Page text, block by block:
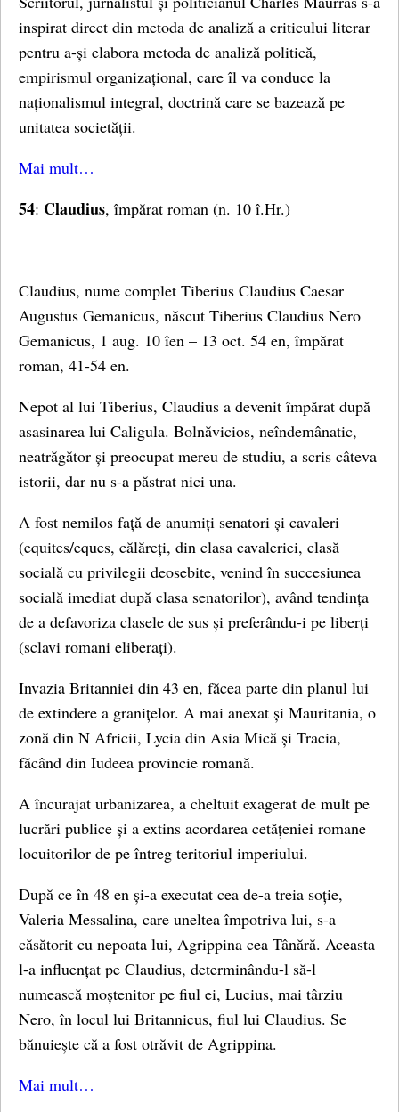
inspirat direct din metoda de analiză a criticului literar
pentru a-și elabora metoda de analiză politică,
empirismul organizațional, care îl va conduce la
naționalismul integral, doctrină care se bazează pe
unitatea societății.
Mai mult…
54: Claudius, împărat roman (n. 10 î.Hr.)
Claudius, nume complet Tiberius Claudius Caesar
Augustus Gemanicus, născut Tiberius Claudius Nero
Gemanicus, 1 aug. 10 îen – 13 oct. 54 en, împărat
roman, 41-54 en.
Nepot al lui Tiberius, Claudius a devenit împărat după
asasinarea lui Caligula. Bolnăvicios, neîndemânatic,
neatrăgător și preocupat mereu de studiu, a scris câteva
istorii, dar nu s-a păstrat nici una.
A fost nemilos față de anumiți senatori și cavaleri
(equites/eques, călăreți, din clasa cavaleriei, clasă
socială cu privilegii deosebite, venind în succesiunea
socială imediat după clasa senatorilor), având tendința
de a defavoriza clasele de sus și preferându-i pe liberți
(sclavi romani eliberați).
Invazia Britanniei din 43 en, făcea parte din planul lui
de extindere a granițelor. A mai anexat și Mauritania, o
zonă din N Africii, Lycia din Asia Mică și Tracia,
făcând din Iudeea provincie romană.
A încurajat urbanizarea, a cheltuit exagerat de mult pe
lucrări publice și a extins acordarea cetățeniei romane
locuitorilor de pe întreg teritoriul imperiului.
După ce în 48 en și-a executat cea de-a treia soție,
Valeria Messalina, care uneltea împotriva lui, s-a
căsătorit cu nepoata lui, Agrippina cea Tânără. Aceasta
l-a influențat pe Claudius, determinându-l să-l
numească moștenitor pe fiul ei, Lucius, mai târziu
Nero, în locul lui Britannicus, fiul lui Claudius. Se
bănuiește că a fost otrăvit de Agrippina.
Mai mult…